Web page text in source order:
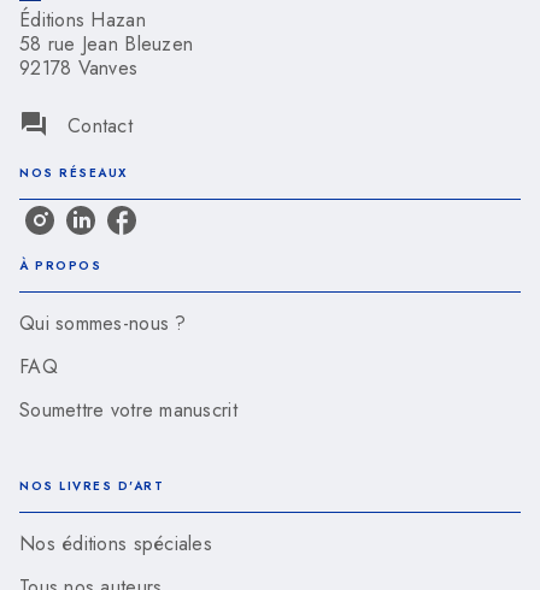
Éditions Hazan
58 rue Jean Bleuzen
92178 Vanves
question_answer Contact
NOS RÉSEAUX
À PROPOS
Qui sommes-nous ?
FAQ
Soumettre votre manuscrit
NOS LIVRES D'ART
Nos éditions spéciales